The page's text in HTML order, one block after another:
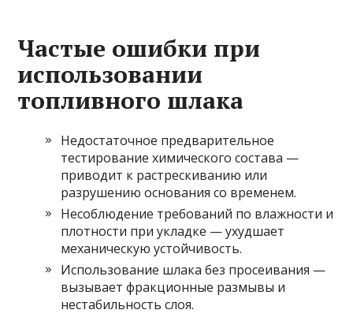
Частые ошибки при
использовании
топливного шлака
Недостаточное предварительное
тестирование химического состава —
приводит к растрескиванию или
разрушению основания со временем.
Несоблюдение требований по влажности и
плотности при укладке — ухудшает
механическую устойчивость.
Использование шлака без просеивания —
вызывает фракционные размывы и
нестабильность слоя.